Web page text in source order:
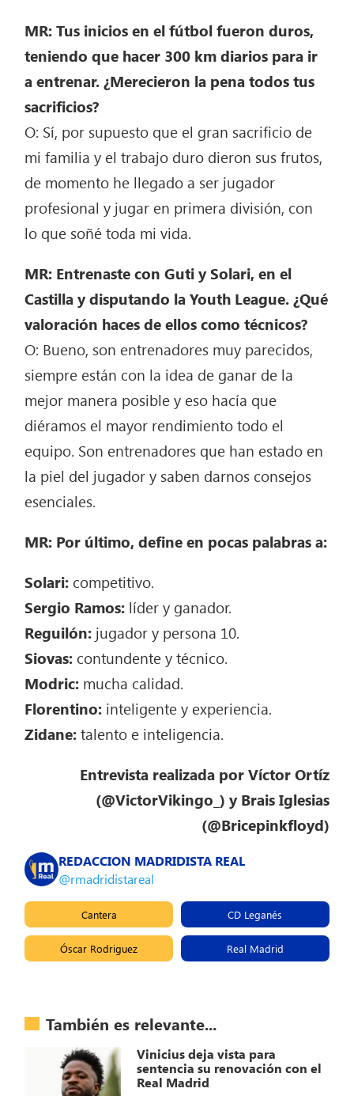
MR: Tus inicios en el fútbol fueron duros,
teniendo que hacer 300 km diarios para ir
a entrenar. ¿Merecieron la pena todos tus
sacrificios?
O: Sí, por supuesto que el gran sacrificio de
mi familia y el trabajo duro dieron sus frutos,
de momento he llegado a ser jugador
profesional y jugar en primera división, con
lo que soñé toda mi vida.
MR: Entrenaste con Guti y Solari, en el
Castilla y disputando la Youth League. ¿Qué
valoración haces de ellos como técnicos?
O: Bueno, son entrenadores muy parecidos,
siempre están con la idea de ganar de la
mejor manera posible y eso hacía que
diéramos el mayor rendimiento todo el
equipo. Son entrenadores que han estado en
la piel del jugador y saben darnos consejos
esenciales.
MR: Por último, define en pocas palabras a:
Solari: competitivo.
Sergio Ramos: líder y ganador.
Reguilón: jugador y persona 10.
Siovas: contundente y técnico.
Modric: mucha calidad.
Florentino: inteligente y experiencia.
Zidane:talento e inteligencia.
Entrevista realizada por Víctor Ortíz
(@VictorVikingo_) y Brais Iglesias
(@Bricepinkfloyd)
REDACCION MADRIDISTA REAL
@rmadridistareal
Cantera CD Leganés
Óscar Rodriguez Real Madrid
También es relevante...
Vinicius deja vista para
sentencia su renovación con el
Real Madrid